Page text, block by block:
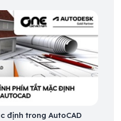
định trong AutoCAD